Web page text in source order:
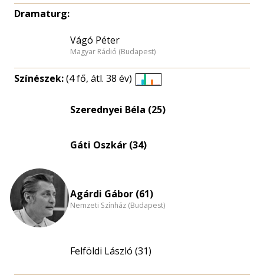
Dramaturg:
Vágó Péter
Magyar Rádió (Budapest)
Színészek:(4 fő, átl. 38 év)
eloszlás
Szerednyei Béla (25)
Gáti Oszkár (34)
Agárdi Gábor (61)
Nemzeti Színház (Budapest)
Felföldi László (31)